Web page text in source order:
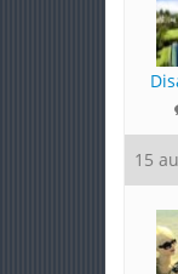
15